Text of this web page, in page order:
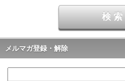
メルマガ登録・解除